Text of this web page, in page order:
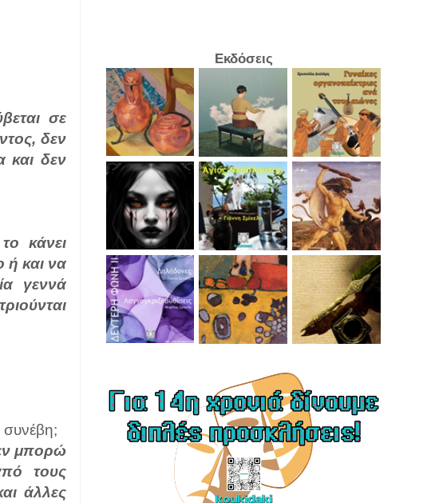
σε
δεν
και δεν
κάνει
ή και να
γεννά
συνέβη;
μπορώ
τους
άλλες
Εκδόσεις